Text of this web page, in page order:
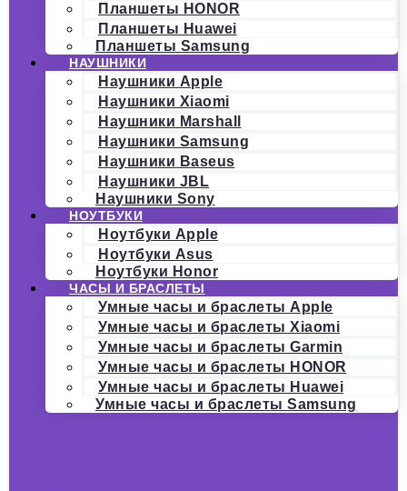
Планшеты HONOR
Планшеты Huawei
Планшеты Samsung
НАУШНИКИ
Наушники Apple
Наушники Xiaomi
Наушники Marshall
Наушники Samsung
Наушники Baseus
Наушники JBL
Наушники Sony
НОУТБУКИ
Ноутбуки Apple
Ноутбуки Asus
Ноутбуки Honor
ЧАСЫ И БРАСЛЕТЫ
Умные часы и браслеты Apple
Умные часы и браслеты Xiaomi
Умные часы и браслеты Garmin
Умные часы и браслеты HONOR
Умные часы и браслеты Huawei
Умные часы и браслеты Samsung